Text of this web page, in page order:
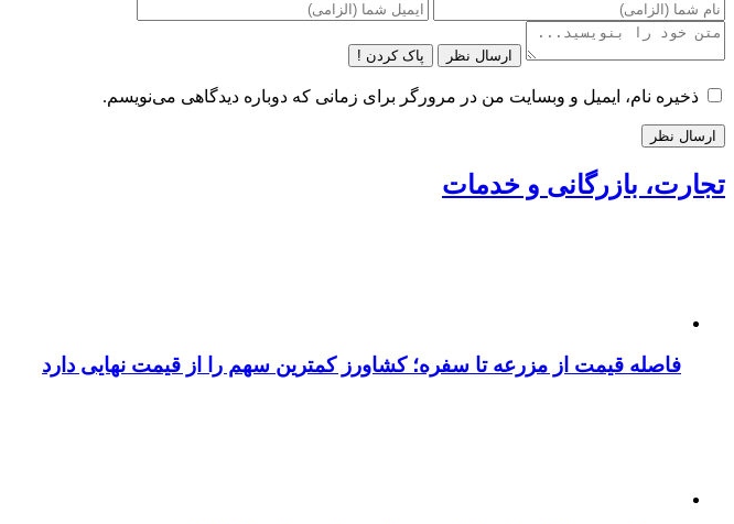
ارسال نظر پاک کردن !
ذخیره نام، ایمیل و وبسایت من در مرورگر برای زمانی که دوباره دیدگاهی می‌نویسم.
تجارت، بازرگانی و خدمات
فاصله قیمت از مزرعه تا سفره؛ کشاورز کمترین سهم را از قیمت نهایی دارد